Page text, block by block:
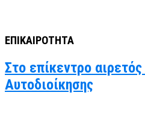
ΕΠΙΚΑΙΡΟΤΗΤΑ
Στο επίκεντρο
Αυτοδιοίκησης